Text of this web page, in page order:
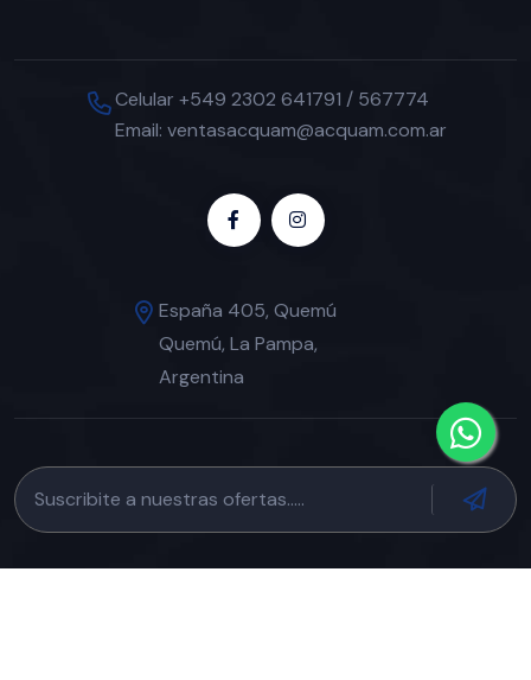
Celular +549 2302 641791 / 567774
Email: ventasacquam@acquam.com.ar
España 405, Quemú
Quemú, La Pampa,
Argentina